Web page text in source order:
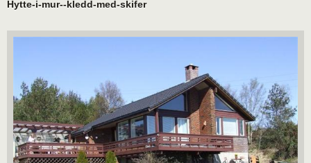
Hytte-i-mur--kledd-med-skifer